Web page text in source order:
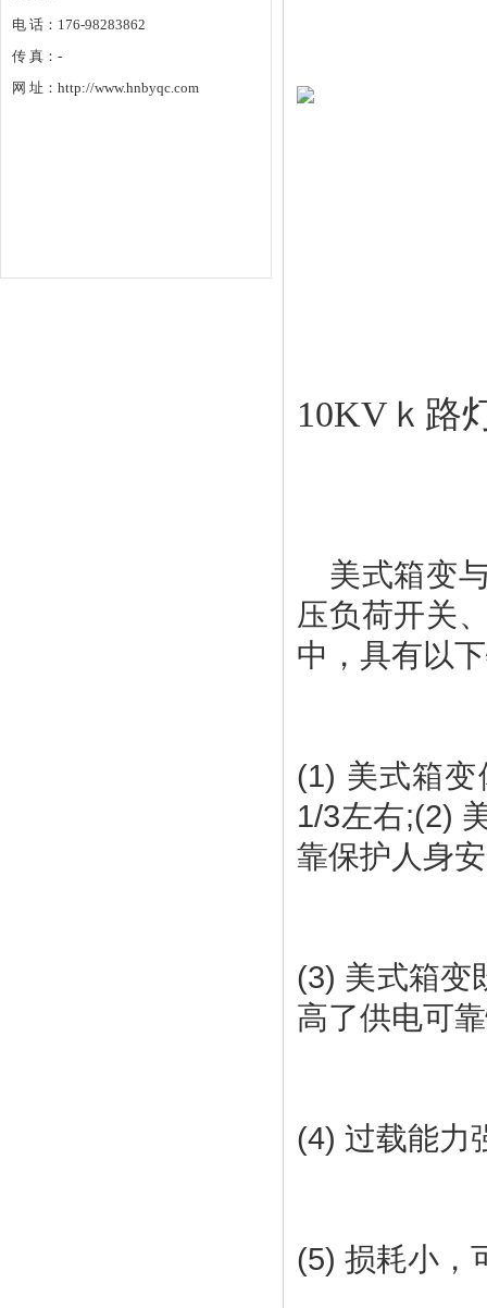
电 话：176-98283862
传 真：-
网 址：http://www.hnbyqc.com
10KVｋ路
美式箱变
压负荷开关
中，具有以
(1) 美式箱
1/3左右;(2)
(3) 美式箱变